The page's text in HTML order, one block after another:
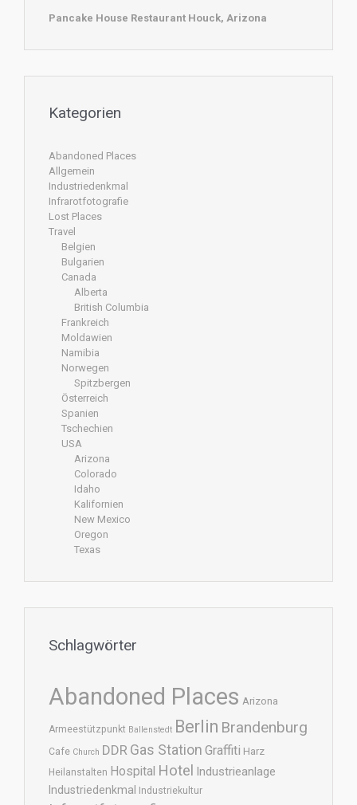
Pancake House Restaurant Houck, Arizona
Kategorien
Abandoned Places
Allgemein
Industriedenkmal
Infrarotfotografie
Lost Places
Travel
Belgien
Bulgarien
Canada
Alberta
British Columbia
Frankreich
Moldawien
Namibia
Norwegen
Spitzbergen
Österreich
Spanien
Tschechien
USA
Arizona
Colorado
Idaho
Kalifornien
New Mexico
Oregon
Texas
Schlagwörter
Abandoned Places Arizona
Armeestützpunkt Ballenstedt Berlin Brandenburg
Cafe Church DDR Gas Station Graffiti Harz
Heilanstalten Hospital Hotel Industrieanlage
Industriedenkmal Industriekultur